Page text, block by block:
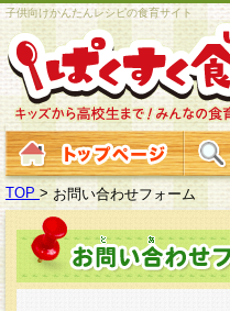
子供向けかんたんレシピの食育サイト
TOP > お問い合わせフォーム